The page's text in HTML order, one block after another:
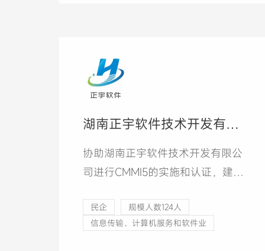
湖南正宇软件技术开发有限
协助湖南正宇软件技术开发有限公
司进行CMMI5的实施和认证，建立
求，并通过CMMI研究院授权主任评
估师的评估。
民企
规模人数124人
信息传输、计算机服务和软件业